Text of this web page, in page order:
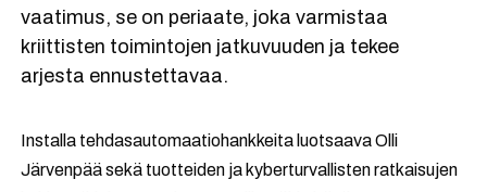
vaatimus, se on periaate, joka varmistaa
kriittisten toimintojen jatkuvuuden ja tekee
arjesta ennustettavaa.
Installa tehdasautomaatiohankkeita luotsaava Olli
Järvenpää sekä tuotteiden ja kyberturvallisten ratkaisujen